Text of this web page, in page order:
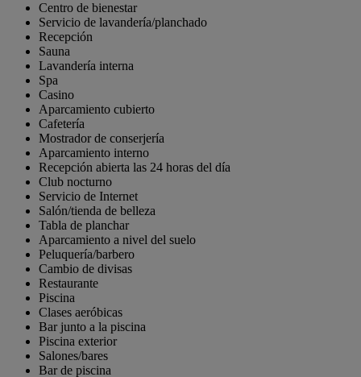
Centro de bienestar
Servicio de lavandería/planchado
Recepción
Sauna
Lavandería interna
Spa
Casino
Aparcamiento cubierto
Cafetería
Mostrador de conserjería
Aparcamiento interno
Recepción abierta las 24 horas del día
Club nocturno
Servicio de Internet
Salón/tienda de belleza
Tabla de planchar
Aparcamiento a nivel del suelo
Peluquería/barbero
Cambio de divisas
Restaurante
Piscina
Clases aeróbicas
Bar junto a la piscina
Piscina exterior
Salones/bares
Bar de piscina